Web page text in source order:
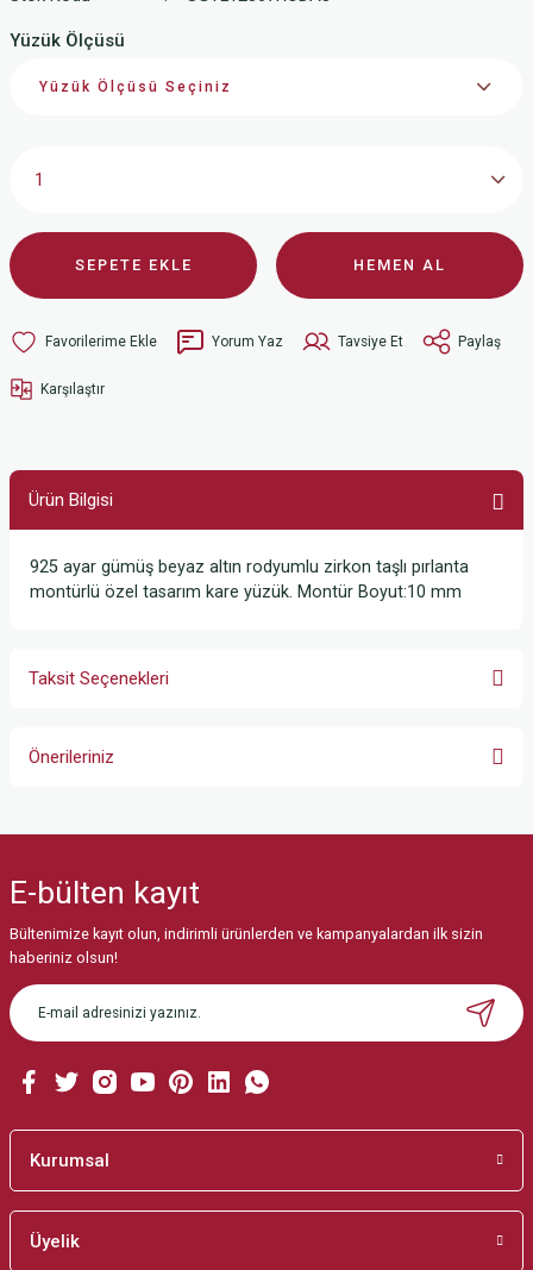
Yüzük Ölçüsü
SEPETE EKLE HEMEN AL
Yorum Yaz Tavsiye Et Paylaş
Karşılaştır
Ürün Bilgisi
925 ayar gümüş beyaz altın rodyumlu zirkon taşlı pırlanta
montürlü özel tasarım kare yüzük. Montür Boyut:10 mm
Taksit Seçenekleri
Önerileriniz
Görüş ve önerileriniz için teşekkür ederiz.
Ürün resmi kalitesiz, bozuk veya görüntülenemiyor.
Ürün açıklamasında eksik bilgiler bulunuyor.
Ürün bilgilerinde hatalar bulunuyor.
Bu ürüne benzer farklı alternatifler olmalı.
E-bülten kayıt
Bültenimize kayıt olun, indirimli ürünlerden ve kampanyalardan ilk sizin
haberiniz olsun!
Kurumsal
Üyelik